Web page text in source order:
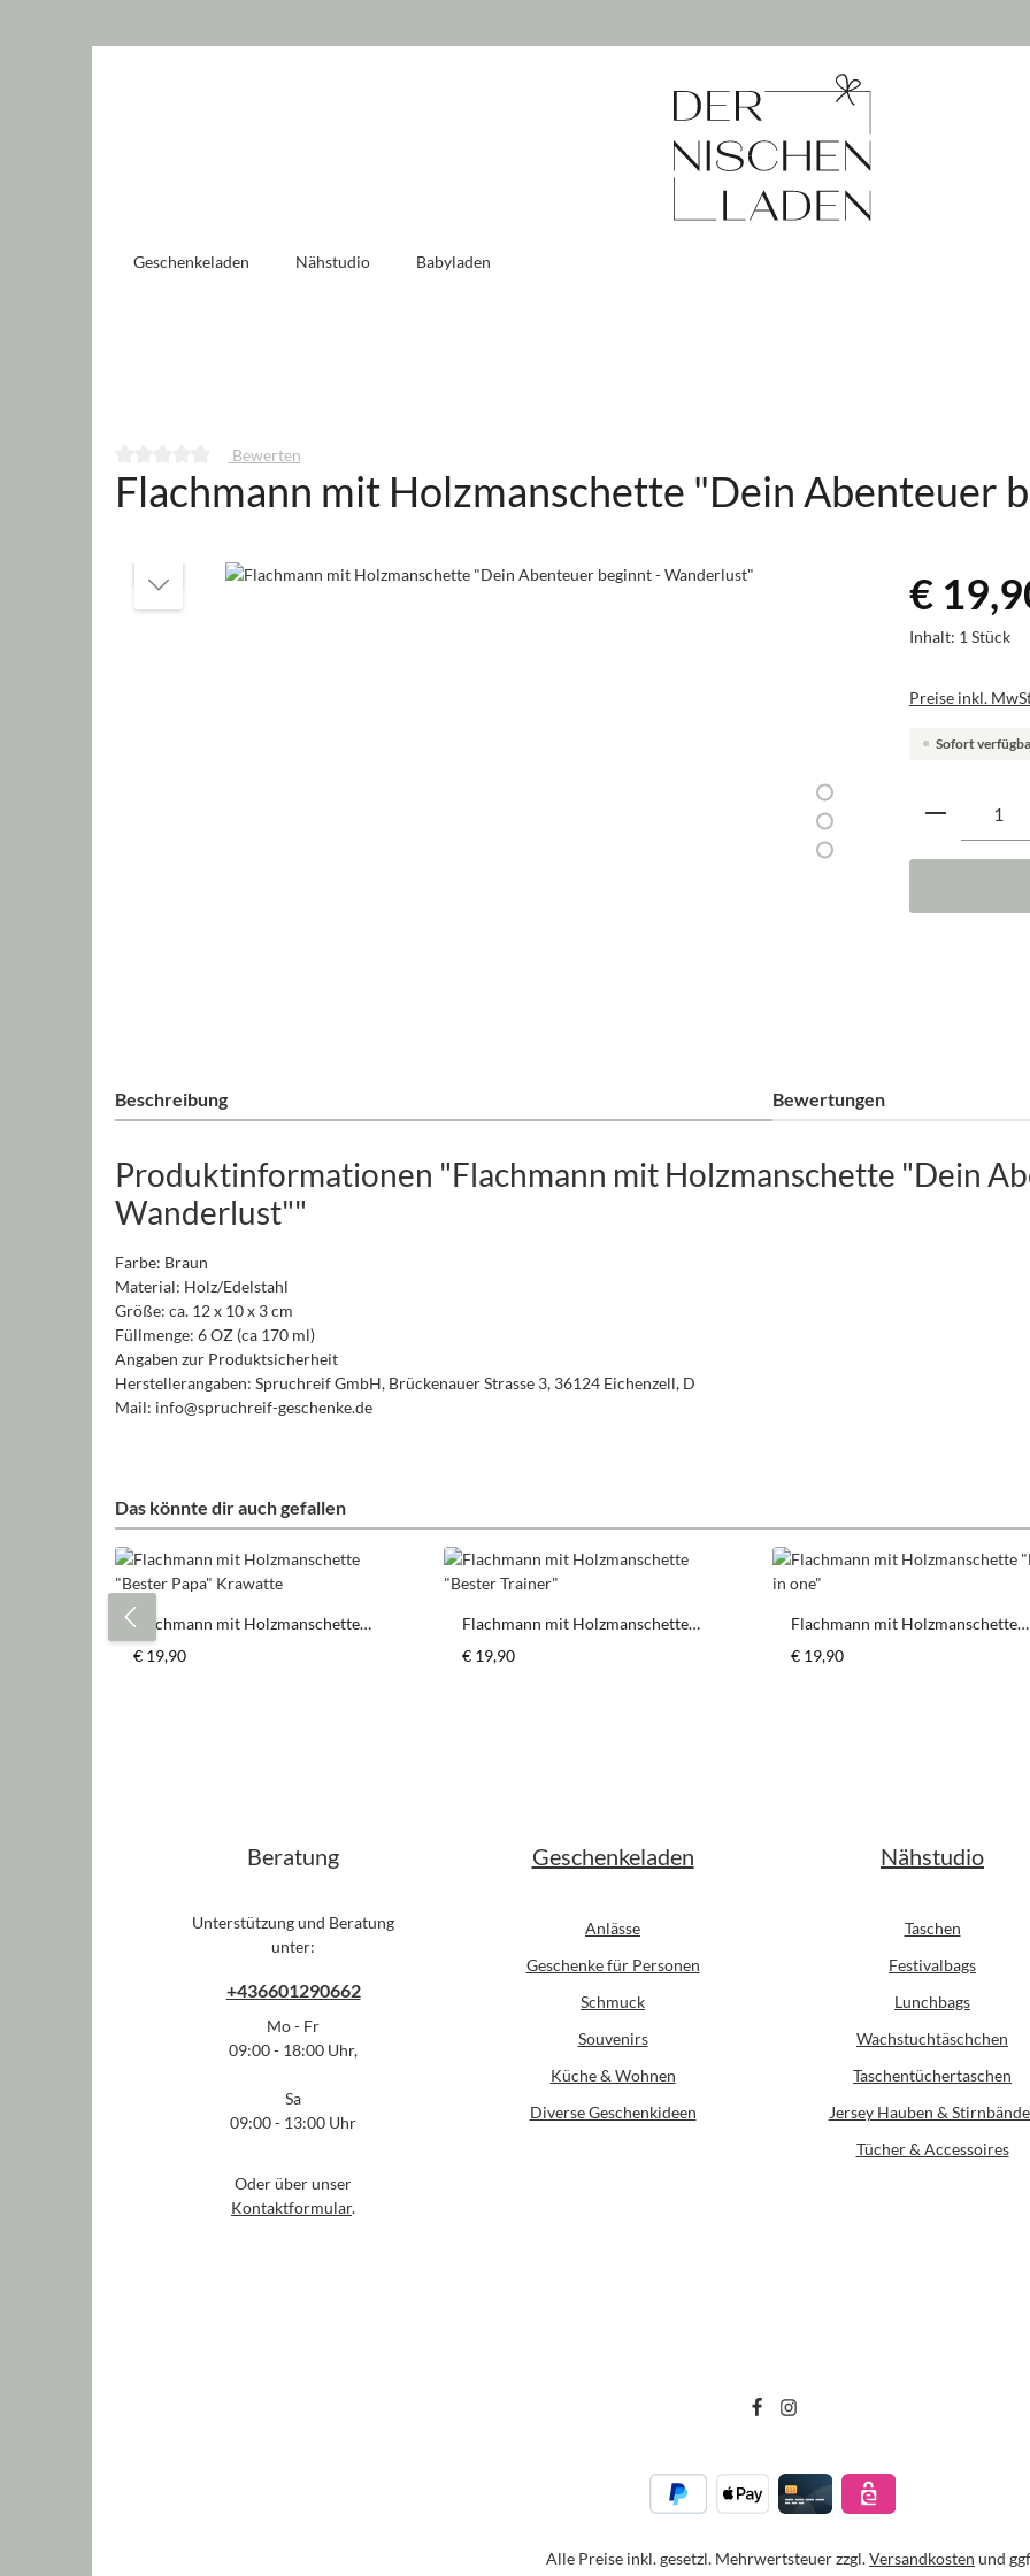
Geschenkeladen Nähstudio Babyladen
Durchschnittliche Bewertung von 0 von 5 Sternen
Bewerten
Flachmann mit Holzmanschette "Dein Abenteuer
Bildergalerie überspringen €
Inhalt: 1 Stück
Preise inkl.
Sofort
Produkt
Beschreibung Bewertungen
Produktinformationen "Flachmann mit Holzmanschette "Dein
Wanderlust""
Farbe: Braun
Material: Holz/Edelstahl
Größe: ca. 12 x 10 x 3 cm
Füllmenge: 6 OZ (ca 170 ml)
Angaben zur Produktsicherheit
Herstellerangaben: Spruchreif GmbH, Brückenauer Strasse 3, 36124 Eichenzell, D
Mail: info@spruchreif-geschenke.de
Das könnte dir auch gefallen
Produktgalerie überspringen
Flachmann mit Holzmanschette
"Bester Papa* Krawatte
Regulärer Preis:
€ 19,90
Flachmann mit Holzmanschette
Regulärer Preis:
€ 19,90
Flachmann mit Holzmanschette
Regulärer Preis:
€ 19,90
Beratung
Unterstützung und Beratung
unter:
+436601290662
Mo - Fr
09:00 - 18:00 Uhr,
Sa
09:00 - 13:00 Uhr
Oder über unser
Kontaktformular.
Geschenkeladen
Anlässe
Geschenke für Personen
Schmuck
Souvenirs
Küche & Wohnen
Diverse Geschenkideen
Nähstudio
Taschen
Festivalbags
Lunchbags
Wachstuchtäschchen
Taschentüchertaschen
Jersey Hauben &
Tücher & Accessoires
Alle Preise inkl. gesetzl. Mehrwertsteuer zzgl.Versandkosten und